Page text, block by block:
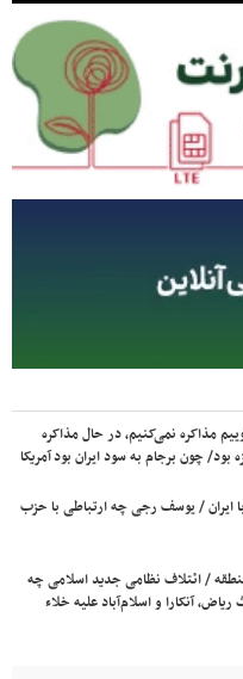
مذاکره نمی‌کنیم، در حال مذاکره
بود/ چون برجام به سود ایران بود آمریکا
ایران / یوسف رجی چه ارتباطی با حزب
/ ائتلاف نظامی جدید اسلامی چه
آنکارا و اسلام‌آباد علیه خلاء